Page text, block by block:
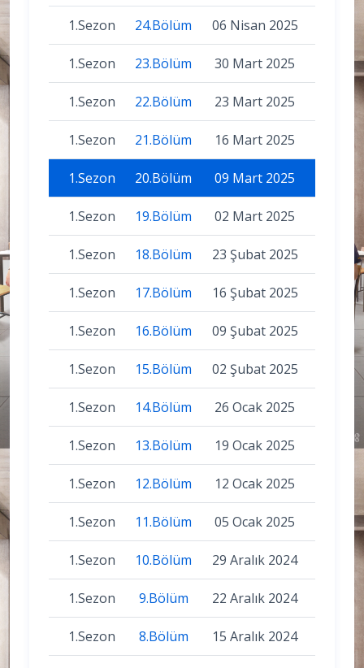
1.Sezon 24.Bölüm 06 Nisan 2025
1.Sezon 23.Bölüm 30 Mart 2025
1.Sezon 22.Bölüm 23 Mart 2025
1.Sezon 21.Bölüm 16 Mart 2025
1.Sezon 20.Bölüm 09 Mart 2025
1.Sezon 19.Bölüm 02 Mart 2025
1.Sezon 18.Bölüm 23 Şubat 2025
1.Sezon 17.Bölüm 16 Şubat 2025
1.Sezon 16.Bölüm 09 Şubat 2025
1.Sezon 15.Bölüm 02 Şubat 2025
1.Sezon 14.Bölüm 26 Ocak 2025
1.Sezon 13.Bölüm 19 Ocak 2025
1.Sezon 12.Bölüm 12 Ocak 2025
1.Sezon 11.Bölüm 05 Ocak 2025
1.Sezon 10.Bölüm 29 Aralık 2024
1.Sezon 9.Bölüm 22 Aralık 2024
1.Sezon 8.Bölüm 15 Aralık 2024